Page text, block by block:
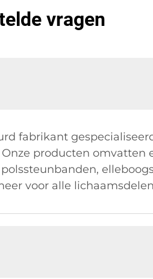
vragen
fabrikant
producten omvatten
voor alle